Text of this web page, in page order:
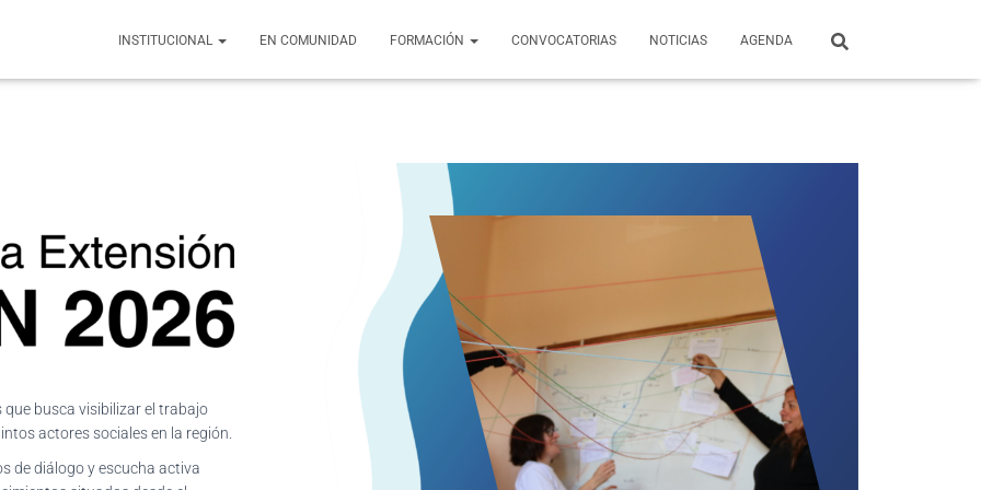
INSTITUCIONAL EN COMUNIDAD FORMACIÓN CONVOCATORIAS NOTICIAS AGENDA
busca visibilizar el trabajo
actores sociales en la región.
de diálogo y escucha activa